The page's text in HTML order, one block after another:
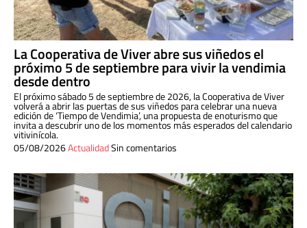
La Cooperativa de Viver abre sus viñedos el
próximo 5 de septiembre para vivir la vendimia
desde dentro
El próximo sábado 5 de septiembre de 2026, la Cooperativa de Viver
volverá a abrir las puertas de sus viñedos para celebrar una nueva
edición de ‘Tiempo de Vendimia’, una propuesta de enoturismo que
invita a descubrir uno de los momentos más esperados del calendario
vitivinícola.
05/08/2026ActualidadSin comentarios